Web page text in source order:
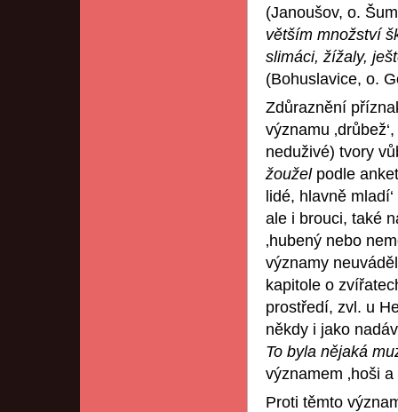
(Janoušov, o.
větším množství
slimáci, žížaly,
(Bohuslavice, o.
Zdůraznění
významu
neduživé) tvory
žoužel podle
lidé, hlavně
ale i brouci, také
‚hubený nebo
významy
kapitole o
prostředí, zvl. u
někdy i jako
To byla nějaká
významem ‚hoši
Proti těmto